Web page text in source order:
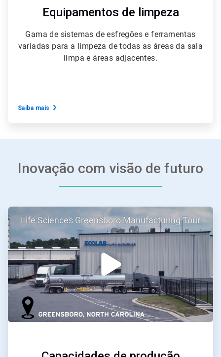
Equipamentos de limpeza
Gama de sistemas de esfregões e ferramentas
variadas para a limpeza de todas as áreas da sala
limpa e áreas adjacentes.
Saiba mais
Inovação com visão de futuro
ArticleTile
1
de
3
Life Sciences Greensboro Manufacturing Tour